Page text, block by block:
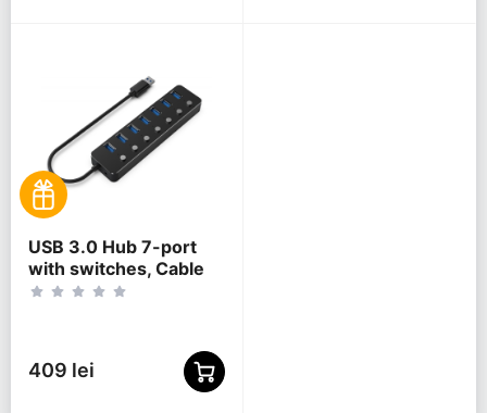
USB 3.0 Hub 7-port
with switches, Cable
24 cm, Gembird "UHB-
409 lei